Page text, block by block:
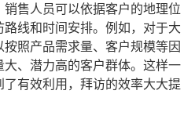
售人员可以依据客户的地理位
线和时间安排。例如，对于大
照产品需求量、客户规模等因
、潜力高的客户群体。这样一
有效利用，拜访的效率大大提